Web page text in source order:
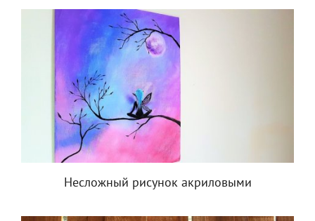
Несложный рисунок акриловыми